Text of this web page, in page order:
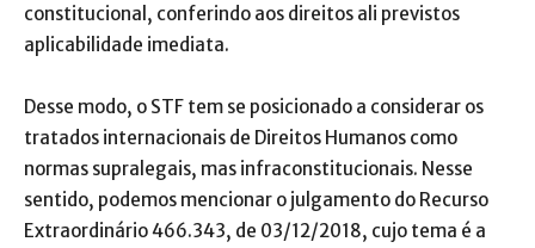
constitucional, conferindo aos direitos ali previstos
aplicabilidade imediata.
Desse modo, o STF tem se posicionado a considerar os
tratados internacionais de Direitos Humanos como
normas supralegais, mas infraconstitucionais. Nesse
sentido, podemos mencionar o julgamento do Recurso
Extraordinário 466.343, de 03/12/2018, cujo tema é a